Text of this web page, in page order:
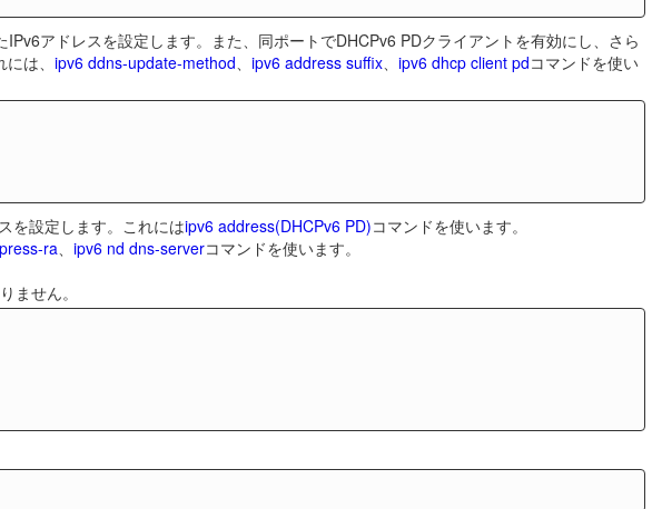
アドレスを設定します。また、同ポートでDHCPv6 PDクライアントを有効にし、さら
は、 ipv6 ddns-update-method ipv6 address suffix ipv6 dhcp client pdコマンドを使い
を設定します。これにはipv6 address(DHCPv6 PD)コマンドを使います。
ra ipv6 nd dns-serverコマンドを使います。
ません。